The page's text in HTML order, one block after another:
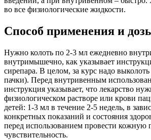
во все физиологические жидкости.
Способ применения и
Нужно колоть по 2-3 мл ежедневно
внутримышечно, как указывает
сирепара. В целом, за курс надо
пачки). Перед внутривенным
инструкция указывает, что лекарство
физиологическом растворе или крови
детей: 1-3 мл в течение 2-5 недель, в
конкретных показаний и состояния
перед использованием провести кожную
чувствительность.